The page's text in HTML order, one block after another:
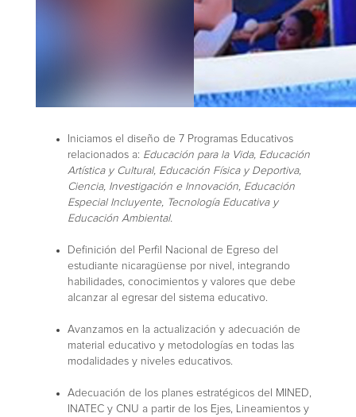
Iniciamos el diseño de 7 Programas Educativos
relacionados a: Educación para la Vida, Educación
Artística y Cultural, Educación Física y Deportiva,
Ciencia, Investigación e Innovación, Educación
Especial Incluyente, Tecnología Educativa y
Educación Ambiental.
Definición del Perfil Nacional de Egreso del
estudiante nicaragüense por nivel, integrando
habilidades, conocimientos y valores que debe
alcanzar al egresar del sistema educativo.
Avanzamos en la actualización y adecuación de
material educativo y metodologías en todas las
modalidades y niveles educativos.
Adecuación de los planes estratégicos del MINED,
INATEC y CNU a partir de los Ejes, Lineamientos y